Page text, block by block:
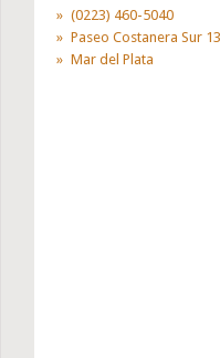
(0223) 460-5040
Paseo Costanera Sur 13
Mar del Plata